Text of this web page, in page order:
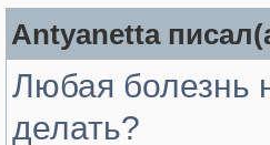
Antyanetta
Любая болезнь
делать?